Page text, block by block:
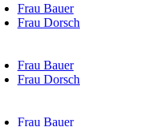
Frau Bauer
Frau Dorsch
Frau Bauer
Frau Dorsch
Frau Bauer